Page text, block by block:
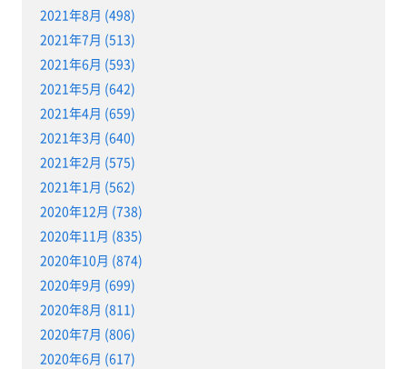
2021年8月 (498)
2021年7月 (513)
2021年6月 (593)
2021年5月 (642)
2021年4月 (659)
2021年3月 (640)
2021年2月 (575)
2021年1月 (562)
2020年12月 (738)
2020年11月 (835)
2020年10月 (874)
2020年9月 (699)
2020年8月 (811)
2020年7月 (806)
2020年6月 (617)